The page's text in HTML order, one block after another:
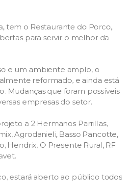
tem o Restaurante do Porco,
para servir o melhor da
e um ambiente amplo, o
reformado, e ainda está
Mudanças que foram possíveis
empresas do setor.
a 2 Hermanos Parrillas,
Agrodanieli, Basso Pancotte,
Hendrix, O Presente Rural, RF
estará aberto ao público todos